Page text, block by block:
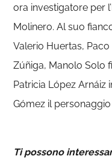
ora investigatore per
Molinero. Al suo
Valerio Huertas,
Zúñiga, Manolo Solo
Patricia López Arnáiz
Gómez il personaggio
Ti possono